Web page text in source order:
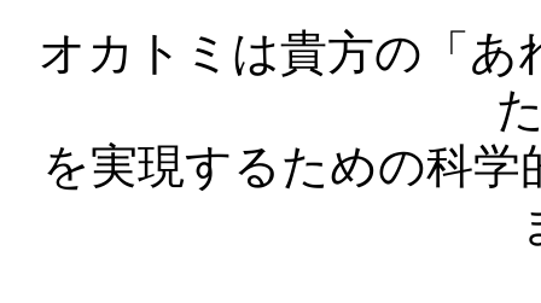
オカトミは貴方の「
を実現するための科